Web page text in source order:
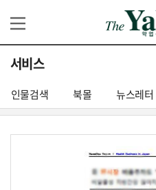
서비스
인물검색 북몰 뉴스레터